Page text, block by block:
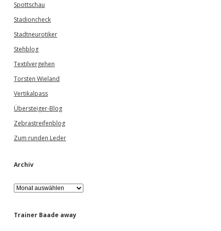
Spottschau
Stadioncheck
Stadtneurotiker
Stehblog
Textilvergehen
Torsten Wieland
Vertikalpass
Übersteiger-Blog
Zebrastreifenblog
Zum runden Leder
Archiv
A
r
h
Trainer Baade away